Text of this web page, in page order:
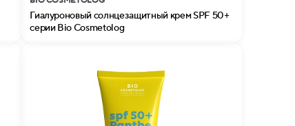
Гиалуроновый солнцезащитный крем SPF 50+
серии Bio Cosmetolog